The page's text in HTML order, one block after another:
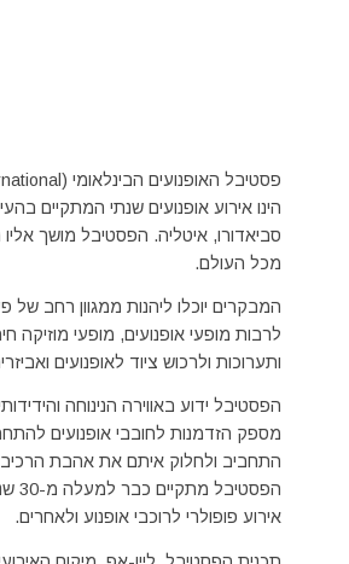
הינו אירוע אופנועים שנתי המתקיים
סביאדורו, איטליה. הפסטיבל מושך אליו
מכל העולם.
המבקרים יוכלו ליהנות ממגוון רחב של
לרבות מופעי אופנועים, מופעי מוזיקה
ותערוכות ולרכוש ציוד לאופנועים
הפסטיבל ידוע באווירה הנינוחה
מספק הזדמנות לחובבי אופנועים
התחביב ולחלוק איתם את אהבת
אירוע פופולרי לרוכבי אופנוע ולאחרים.